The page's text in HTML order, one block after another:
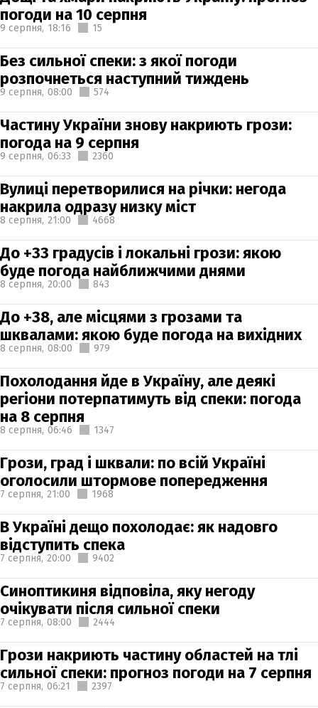
погоди на 10 серпня
9 серпня, 18:16 15
Без сильної спеки: з якої погоди
розпочнеться наступний тиждень
9 серпня, 08:00 574
Частину України знову накриють грози:
погода на 9 серпня
9 серпня, 06:33 2360
Вулиці перетворилися на річки: негода
накрила одразу низку міст
8 серпня, 21:00 4668
До +33 градусів і локальні грози: якою
буде погода найближчими днями
8 серпня, 20:00 843
До +38, але місцями з грозами та
шквалами: якою буде погода на вихідних
8 серпня, 08:00 979
Похолодання йде в Україну, але деякі
регіони потерпатимуть від спеки: погода
на 8 серпня
8 серпня, 06:46 1347
Грози, град і шквали: по всій Україні
оголосили штормове попередження
7 серпня, 21:00 1968
В Україні дещо похолодає: як надовго
відступить спека
7 серпня, 20:00 9402
Синоптикиня відповіла, яку негоду
очікувати після сильної спеки
7 серпня, 08:00 2444
Грози накриють частину областей на тлі
сильної спеки: прогноз погоди на 7 серпня
7 серпня, 06:21 2397